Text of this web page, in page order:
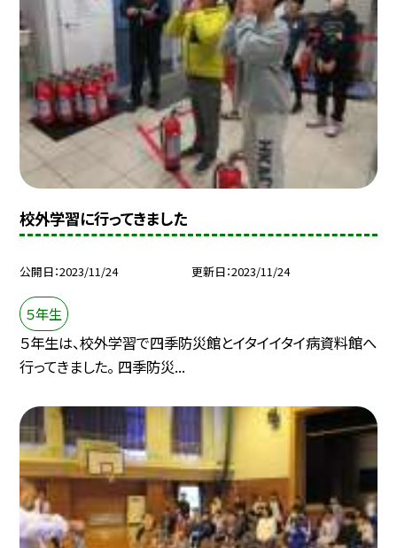
校外学習に行ってきました
公開日 2023/11/24 更新日 2023/11/24
５年生
５年生は、校外学習で四季防災館とイタイイタイ病資料館へ
行ってきました。 四季防災...